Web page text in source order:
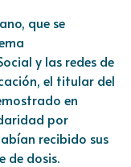
que se
y las redes de
el titular del
en
por
recibido sus
de dosis.